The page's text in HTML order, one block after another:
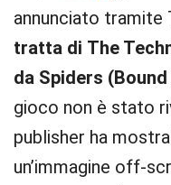
annunciato tramite
tratta di The
da Spiders (Bound
gioco non è stato
publisher ha
un’immagine off-